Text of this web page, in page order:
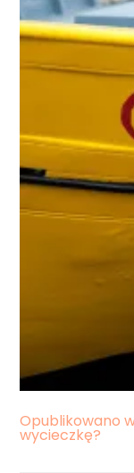
Opublikowano
wycieczkę?